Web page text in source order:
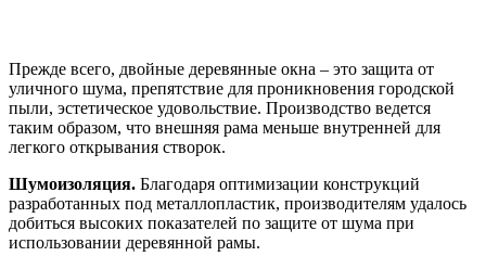
Прежде всего, двойные деревянные окна – это защита от
уличного шума, препятствие для проникновения городской
пыли, эстетическое удовольствие. Производство ведется
таким образом, что внешняя рама меньше внутренней для
легкого открывания створок.
Шумоизоляция. Благодаря оптимизации конструкций
разработанных под металлопластик, производителям удалось
добиться высоких показателей по защите от шума при
использовании деревянной рамы.